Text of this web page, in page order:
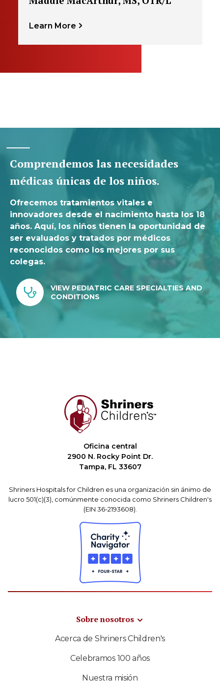
Learn More
Comprendemos las necesidades
médicas únicas de los niños.
Ofrecemos tratamientos vitales e
innovadores desde el nacimiento hasta los 18
años. Aquí, los niños tienen la oportunidad de
ser evaluados y tratados por médicos
reconocidos como los mejores por sus
colegas.
VIEW PEDIATRIC CARE SPECIALTIES AND
CONDITIONS
Oficina central
2900 N. Rocky Point Dr.
Tampa, FL 33607
Shriners Hospitals for Children es una organización sin ánimo de
lucro 501(c)(3), comúnmente conocida como Shriners Children's
(EIN 36-2193608).
Sobre nosotros
Acerca de Shriners Children's
Celebramos 100 años
Nuestra misión